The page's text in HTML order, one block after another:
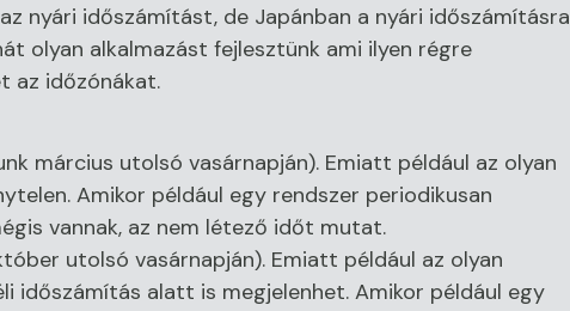
nyári időszámítást, de Japánban a nyári időszámításra
olyan alkalmazást fejlesztünk ami ilyen régre
az időzónákat.
március utolsó vasárnapján). Emiatt például az olyan
Amikor például egy rendszer periodikusan
vannak, az nem létező időt mutat.
utolsó vasárnapján). Emiatt például az olyan
alatt is megjelenhet. Amikor például egy